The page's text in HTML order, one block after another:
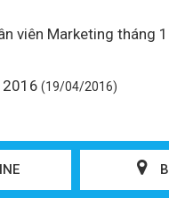
viên Marketing tháng
2016 (19/04/2016)